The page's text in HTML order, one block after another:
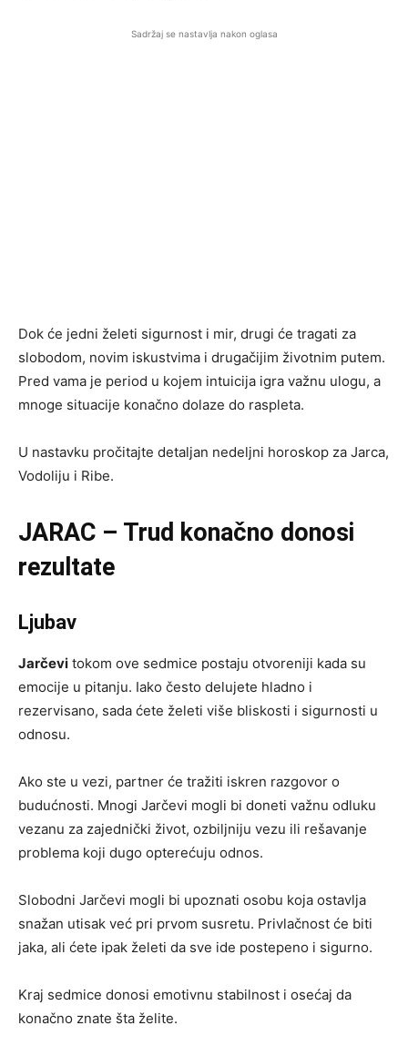
Sadržaj se nastavlja nakon oglasa
Dok će jedni želeti sigurnost i mir, drugi će tragati za
slobodom, novim iskustvima i drugačijim životnim putem.
Pred vama je period u kojem intuicija igra važnu ulogu, a
mnoge situacije konačno dolaze do raspleta.
U nastavku pročitajte detaljan nedeljni horoskop za Jarca,
Vodoliju i Ribe.
JARAC – Trud konačno donosi
rezultate
Ljubav
Jarčevi tokom ove sedmice postaju otvoreniji kada su
emocije u pitanju. Iako često delujete hladno i
rezervisano, sada ćete želeti više bliskosti i sigurnosti u
odnosu.
Ako ste u vezi, partner će tražiti iskren razgovor o
budućnosti. Mnogi Jarčevi mogli bi doneti važnu odluku
vezanu za zajednički život, ozbiljniju vezu ili rešavanje
problema koji dugo opterećuju odnos.
Slobodni Jarčevi mogli bi upoznati osobu koja ostavlja
snažan utisak već pri prvom susretu. Privlačnost će biti
jaka, ali ćete ipak želeti da sve ide postepeno i sigurno.
Kraj sedmice donosi emotivnu stabilnost i osećaj da
konačno znate šta želite.